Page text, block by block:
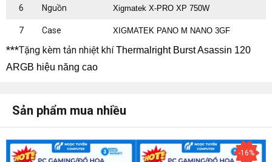
6 Nguồn Xigmatek X-PRO XP 750W
7 Case XIGMATEK PANO M NANO 3GF
***Tặng kèm tản nhiệt khíThermalright Burst Asassin 120
ARGB hiệu năng cao
Sản phẩm mua nhiều
-16%